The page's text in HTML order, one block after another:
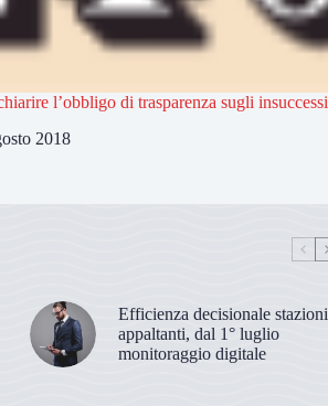
l’obbligo di trasparenza sugli insuccessi
2018
Efficienza decisionale stazioni
appaltanti, dal 1° luglio
monitoraggio digitale